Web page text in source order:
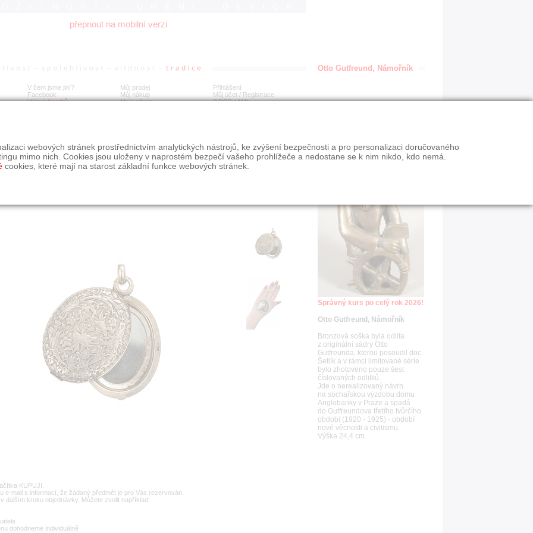
přepnout na mobilní verzi
V čem jsme jiní?
Facebook
Výkup šperků
Můj prodej
Můj nákup
Moje album
Přihlášení
Můj účet / Registrace
GDPR/AML
stříbrný otevírací medailon s florálním dekorem
KUPUJI.
mail s informací, že žádaný předmět je pro Vás rezervován.
dalším kroku objednávky. Můžete zvolit například:
dohodneme individuálně
Otto Gutfreund, Námořník
Správný kurs po celý rok 2026!
Otto Gutfreund, Námořník
Bronzová soška byla odlita
z originální sádry Otto
Gutfreunda, kterou posoudil doc.
Šetlík a v rámci limitované série
bylo zhotoveno pouze šest
číslovaných odlitků.
Jde o nerealizovaný návrh
na sochařskou výzdobu domu
Anglobanky v Praze a spadá
do Gutfreundova třetího tvůrčího
období (1920 - 1925) - období
nové věcnosti a civilismu.
Výška 24,4 cm.
webových stránek prostřednictvím analytických nástrojů, ke zvýšení bezpečnosti a pro personalizaci doručovaného
mimo nich. Cookies jsou uloženy v naprostém bezpečí vašeho prohlížeče a nedostane se k nim nikdo, kdo nemá.
cookies, které mají na starost základní funkce webových stránek.